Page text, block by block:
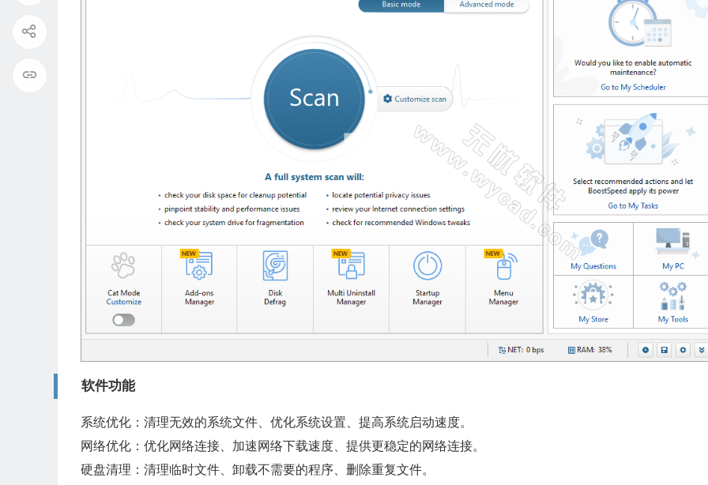
软件功能
系统优化：清理无效的系统文件、优化系统设置、提高系统启动速度。
网络优化：优化网络连接、加速网络下载速度、提供更稳定的网络连接。
硬盘清理：清理临时文件、卸载不需要的程序、删除重复文件。